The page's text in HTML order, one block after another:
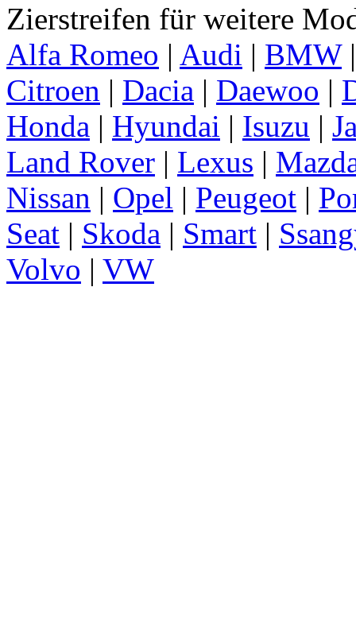
Zierstreifen für weitere
Alfa Romeo | Audi | BMW
Citroen | Dacia | Daewoo |
Honda | Hyundai | Isuzu |
Land Rover | Lexus |
Nissan | Opel | Peugeot |
Seat | Skoda | Smart |
Volvo | VW